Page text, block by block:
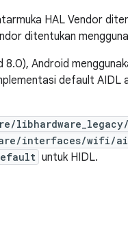
HAL Vendor
ditentukan
Android
default AIDL
interfaces/wifi/
untuk HIDL.